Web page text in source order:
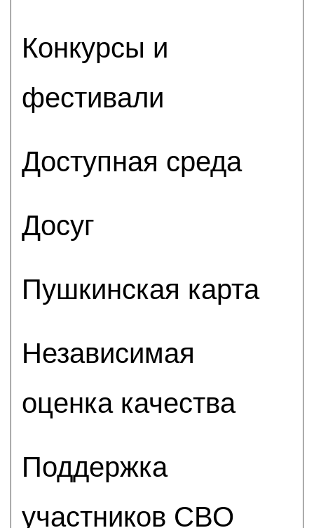
Конкурсы и
фестивали
Доступная среда
Досуг
Пушкинская карта
Независимая
оценка качества
Поддержка
участников СВО